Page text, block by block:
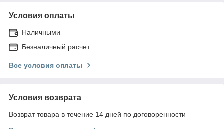
Условия оплаты
Наличными
Безналичный расчет
Все условия оплаты
Условия возврата
Возврат товара в течение 14 дней по договоренности